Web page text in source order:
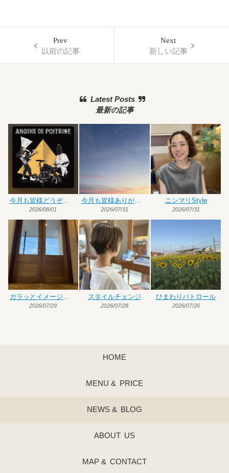
Prev
以前の記事
Next
新しい記事
Latest Posts
最新の記事
今月も皆様どうぞよろしくお願いいたします
2026/08/01
今月も皆様ありがとうございました
2026/07/31
ニンマリStyle
2026/07/31
2026/07/29
スタイルチェンジ
2026/07/28
ひまわりパトロール
2026/07/26
HOME
MENU & PRICE
NEWS & BLOG
ABOUT US
MAP & CONTACT